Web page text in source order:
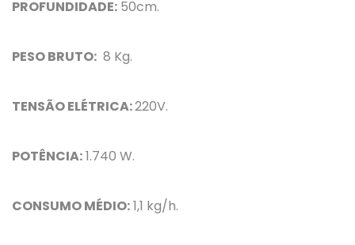
PROFUNDIDADE: 50cm.
PESO BRUTO: 8 Kg.
TENSÃO ELÉTRICA:220V.
POTÊNCIA:1.740 W.
CONSUMO MÉDIO:1,1 kg/h.